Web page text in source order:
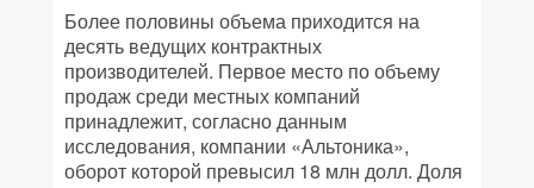
Более половины объема приходится на
десять ведущих контрактных
производителей. Первое место по объему
продаж среди местных компаний
принадлежит, согласно данным
исследования, компании «Альтоника»,
оборот которой превысил 18 млн долл. Доля